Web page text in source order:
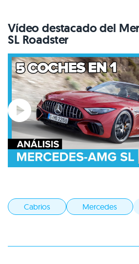
Vídeo destacado del
SL Roadster
Cabrios Mercedes